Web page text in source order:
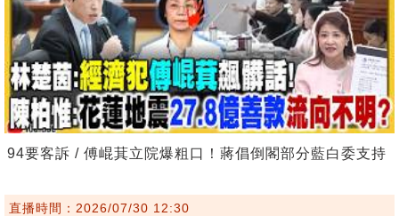
94要客訴 / 傅崐萁立院爆粗口！蔣倡倒閣部分藍白委支持
直播時間：2026/07/30 12:30